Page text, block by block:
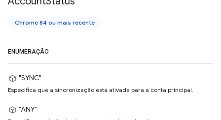
Chrome 84 ou mais recente
ENUMERAÇÃO
"SYNC"
Especifica que a sincronização está ativada para a conta principal.
"ANY"